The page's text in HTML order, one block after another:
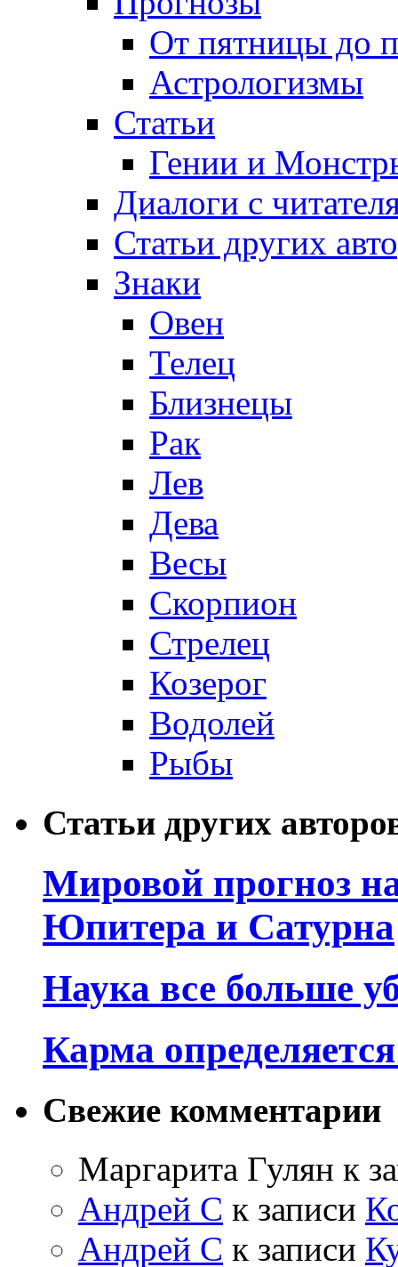
От пятницы до
Астрологизмы
Статьи
Гении и
Диалоги с
Статьи других
Знаки
Овен
Телец
Близнецы
Рак
Лев
Дева
Весы
Скорпион
Стрелец
Козерог
Водолей
Рыбы
Статьи других
Мировой прогноз
Юпитера и Сатурна
Наука все больше
Карма
Свежие комментарии
Маргарита Гулян к
Андрей С к записи
Андрей С к записи